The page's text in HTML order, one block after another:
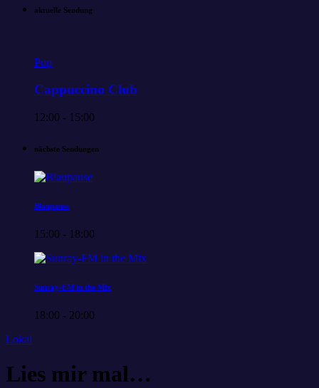
aktuelle Sendung
Pop
Cappuccino Club
12:00 - 15:00
nächste Sendungen
Blaupause
15:00 - 18:00
Sunray-FM in the Mix
18:00 - 20:00
Lokal
Lies mir mal…